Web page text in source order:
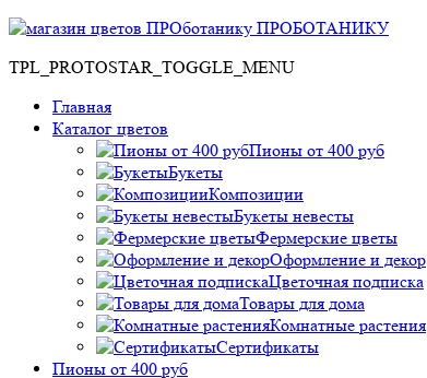
ПРОБОТАНИКУ
TPL_PROTOSTAR_TOGGLE_MENU
Главная
Каталог цветов
Пионы от 400 руб
Букеты
Композиции
Букеты невесты
Фермерские цветы
Оформление и декор
Цветочная подписка
Товары для дома
Комнатные растения
Сертификаты
Пионы от 400 руб